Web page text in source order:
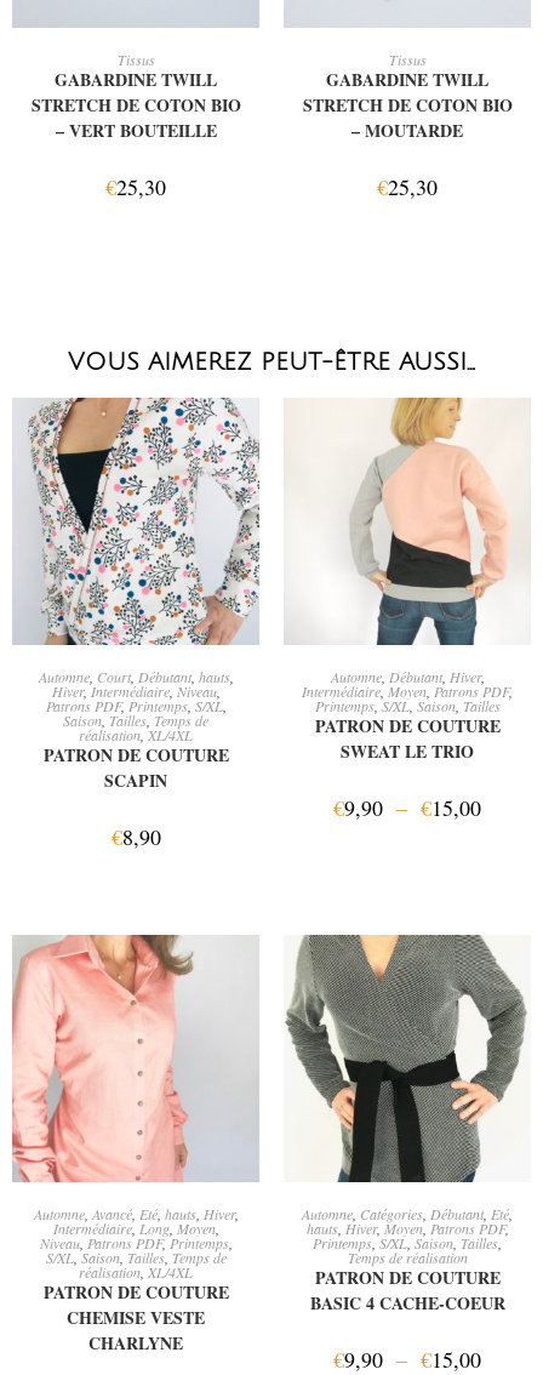
Tissus
GABARDINE TWILL
STRETCH DE COTON BIO
– VERT BOUTEILLE
€25,30
Tissus
GABARDINE TWILL
STRETCH DE COTON BIO
– MOUTARDE
€25,30
VOUS AIMEREZ PEUT-ÊTRE AUSSI…
AJOUTER AU PANIER
Automne, Court, Débutant, hauts,
Hiver,Intermédiaire, Niveau,
Patrons PDF, Printemps, S/XL,
Saison Tailles Temps de
réalisation ,XL/4XL
PATRON DE COUTURE
SCAPIN
€8,90
CHOIX DES OPTIONS
Automne, Débutant, Hiver,
Intermédiaire, Moyen Patrons PDF,
Printemps,S/XL, Saison, Tailles
PATRON DE COUTURE
SWEAT LE TRIO
€9,90 – €15,00
CHOIX DES OPTIONS
Automne, Avancé, Eté, hauts, Hiver,
Intermédiaire, Long, Moyen,
Niveau, Patrons PDF,Printemps,
S/XL,Saison, Tailles, Temps de
réalisation XL/4XL
PATRON DE COUTURE
CHEMISE VESTE
CHARLYNE
CHOIX DES OPTIONS
Automne Catégories Débutant Eté
hauts, Hiver, Moyen, Patrons PDF,
Printemps ,S/XL Saison Tailles
Temps de réalisation
PATRON DE COUTURE
BASIC 4 CACHE-COEUR
€9,90 – €15,00